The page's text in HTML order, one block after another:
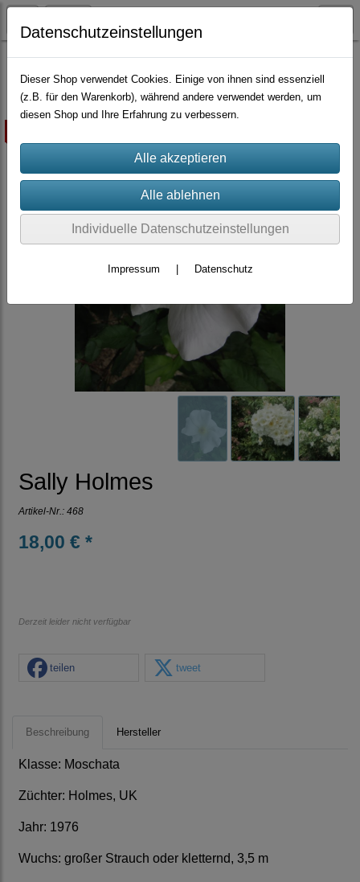
Container-Rosen Kletterrosen
Sally Holmes
Artikel-Nr.: 468
18,00 € *
Derzeit leider nicht verfügbar
teilen tweet
Beschreibung Hersteller
Klasse: Moschata
Züchter: Holmes, UK
Jahr: 1976
Wuchs: großer Strauch oder kletternd, 3,5 m
Datenschutzeinstellungen
Dieser Shop verwendet Cookies. Einige von ihnen sind essenziell
(z.B. für den Warenkorb), während andere verwendet werden, um
diesen Shop und Ihre Erfahrung zu verbessern.
Individuelle Datenschutzeinstellungen
Impressum Datenschutz